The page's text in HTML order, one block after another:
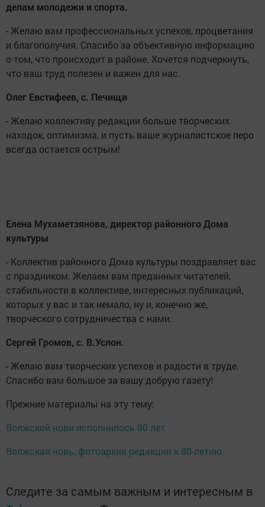
делам молодежи и спорта.
- Желаю вам профессиональных успехов, процветания
и благополучия. Спасибо за объективную информацию
о том, что происходит в районе. Хочется подчеркнуть,
что ваш труд полезен и важен для нас.
Олег Евстифеев, с. Печищи
- Желаю коллективу редакции больше творческих
находок, оптимизма, и пусть ваше журналистское перо
всегда остается острым!
Елена Мухаметзянова, директор районного Дома
культуры
- Коллектив районного Дома культуры поздравляет вас
с праздником. Желаем вам преданных читателей,
стабильности в коллективе, интересных публикаций,
которых у вас и так немало, ну и, конечно же,
творческого сотрудничества с нами.
Сергей Громов, с. В.Услон.
- Желаю вам творческих успехов и радости в труде.
Спасибо вам большое за вашу добрую газету!
Прежние материалы на эту тему:
Волжской нови исполнилось 80 лет
Волжская новь, фотоархив редакции к 80-летию
Следите за самым важным и интересным в